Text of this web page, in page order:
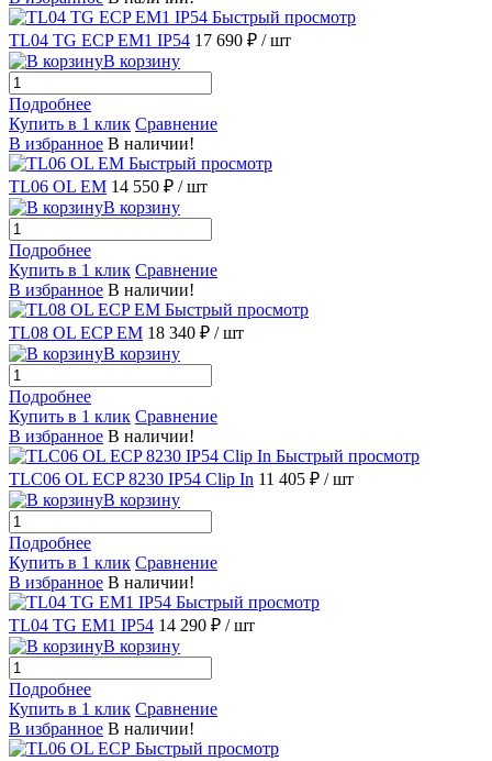
Быстрый просмотр
TL04 TG ECP EM1 IP54 17 690 ₽ / шт
В корзину
Подробнее
Купить в 1 клик Сравнение
В избранное В наличии!
Быстрый просмотр
TL06 OL EM 14 550 ₽ / шт
В корзину
Подробнее
Купить в 1 клик Сравнение
В избранное В наличии!
Быстрый просмотр
TL08 OL ECP EM 18 340 ₽ / шт
В корзину
Подробнее
Купить в 1 клик Сравнение
В избранное В наличии!
Быстрый просмотр
TLC06 OL ECP 8230 IP54 Clip In 11 405 ₽ / шт
В корзину
Подробнее
Купить в 1 клик Сравнение
В избранное В наличии!
Быстрый просмотр
TL04 TG EM1 IP54 14 290 ₽ / шт
В корзину
Подробнее
Купить в 1 клик Сравнение
В избранное В наличии!
Быстрый просмотр